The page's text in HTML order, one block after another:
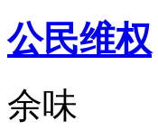
公民维权
余味